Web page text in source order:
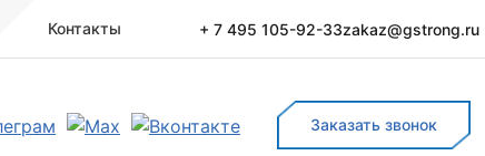
Контакты + 7 495 105-92-33zakaz@gstrong.ru
Заказать звонок